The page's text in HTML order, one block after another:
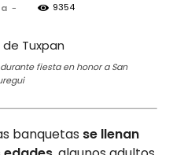
- 9354
fiesta en honor a San
banquetas se llenan